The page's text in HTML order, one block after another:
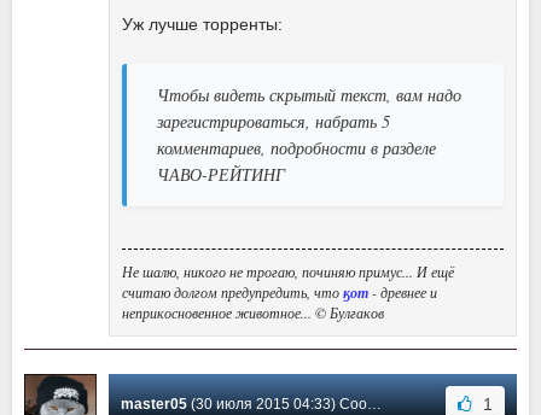
Уж лучше торренты:
Чтобы видеть скрытый текст, вам надо
зарегистрироваться, набрать 5
комментариев, подробности в разделе
ЧАВО-РЕЙТИНГ
Не шалю, никого не трогаю, починяю примус... И ещё
считаю долгом предупредить, чтоӄот- древнее и
неприкосновенное животное... © Булгаков
master05(30 июля 2015 04:33) Сообщение #232 1